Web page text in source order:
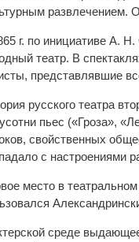
развлечением.
г. по инициативе А.
театр. В
представлявшие
русского театра
пьес («Гроза»,
свойственных
с настроениями
место в
среде